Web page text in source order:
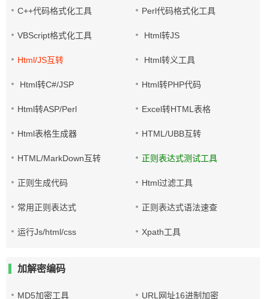
C++代码格式化工具 Perl代码格式化工具
VBScript格式化工具 Html转JS
Html/JS互转 Html转义工具
Html转C#/JSP Html转PHP代码
Html转ASP/Perl Excel转HTML表格
Html表格生成器 HTML/UBB互转
HTML/MarkDown互转 正则表达式测试工具
正则生成代码 Html过滤工具
常用正则表达式 正则表达式语法速查
运行Js/html/css Xpath工具
加解密编码
MD5加密工具 URL网址16进制加密